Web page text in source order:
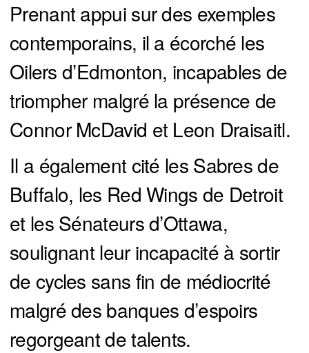
Prenant appui sur des exemples
contemporains, il a écorché les
Oilers d’Edmonton, incapables de
triompher malgré la présence de
Connor McDavid et Leon Draisaitl.
Il a également cité les Sabres de
Buffalo, les Red Wings de Detroit
et les Sénateurs d’Ottawa,
soulignant leur incapacité à sortir
de cycles sans fin de médiocrité
malgré des banques d’espoirs
regorgeant de talents.